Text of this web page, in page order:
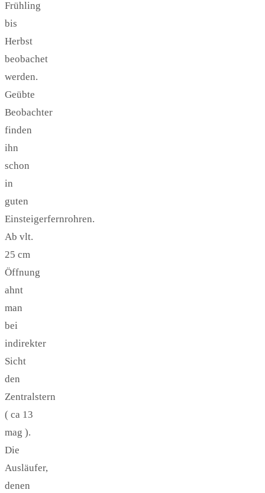
Frühling
bis
Herbst
beobachet
werden.
Geübte
Beobachter
finden
ihn
schon
in
guten
Einsteigerfernrohren.
Ab vlt.
25 cm
Öffnung
ahnt
man
bei
indirekter
Sicht
den
Zentralstern
( ca 13
mag ).
Die
Ausläufer,
denen